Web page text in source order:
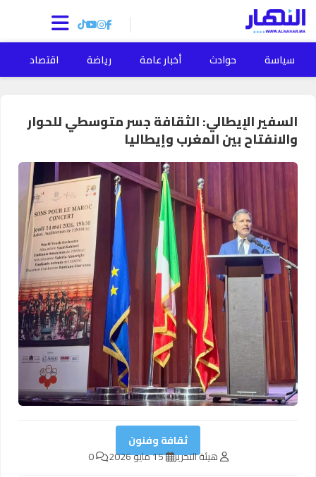
سياسة حوادث أخبار عامة رياضة اقتصاد
السفير الإيطالي: الثقافة جسر متوسطي للحوار
والانفتاح بين المغرب وإيطاليا
ثقافة وفنون
هيئة التحرير 15 مايو 2026 0